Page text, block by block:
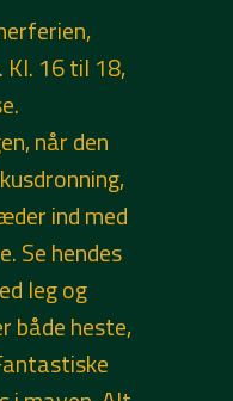
Kl. 16 til 18,
når den
ind med
Se hendes
leg og
både heste,